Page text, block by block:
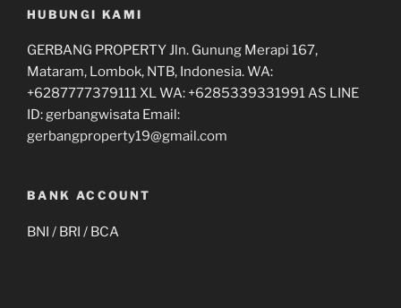
HUBUNGI KAMI
GERBANG PROPERTY Jln. Gunung Merapi 167,
Mataram, Lombok, NTB, Indonesia. WA:
+6287777379111 XL WA: +6285339331991 AS LINE
ID: gerbangwisata Email:
gerbangproperty19@gmail.com
BANK ACCOUNT
BNI / BRI / BCA